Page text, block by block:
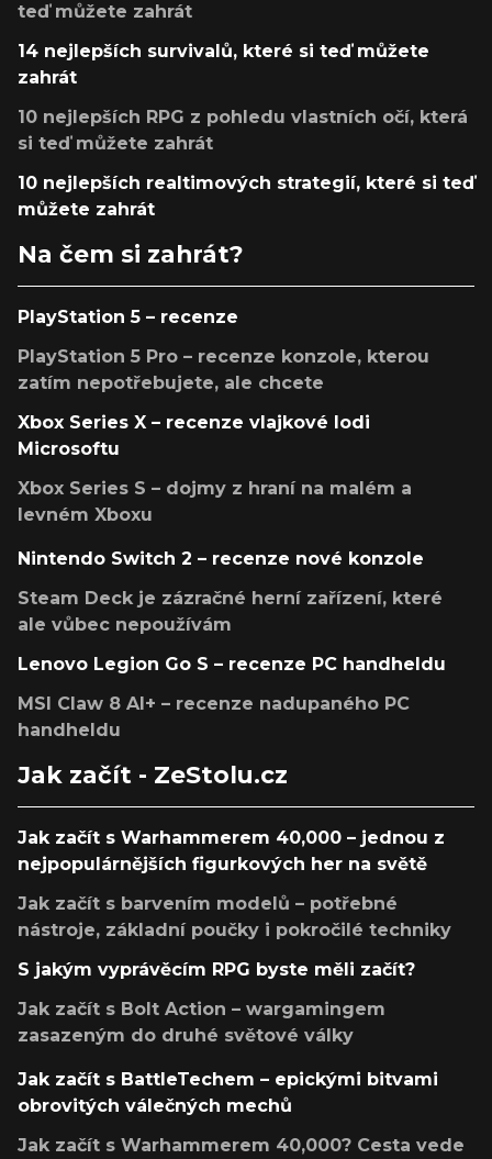
teď můžete zahrát
14 nejlepších survivalů, které si teď můžete
zahrát
10 nejlepších RPG z pohledu vlastních očí, která
si teď můžete zahrát
10 nejlepších realtimových strategií, které si teď
můžete zahrát
Na čem si zahrát?
PlayStation 5 – recenze
PlayStation 5 Pro – recenze konzole, kterou
zatím nepotřebujete, ale chcete
Xbox Series X – recenze vlajkové lodi
Microsoftu
Xbox Series S – dojmy z hraní na malém a
levném Xboxu
Nintendo Switch 2 – recenze nové konzole
Steam Deck je zázračné herní zařízení, které
ale vůbec nepoužívám
Lenovo Legion Go S – recenze PC handheldu
MSI Claw 8 AI+ – recenze nadupaného PC
handheldu
Jak začít - ZeStolu.cz
Jak začít s Warhammerem 40,000 – jednou z
nejpopulárnějších figurkových her na světě
Jak začít s barvením modelů – potřebné
nástroje, základní poučky i pokročilé techniky
S jakým vyprávěcím RPG byste měli začít?
Jak začít s Bolt Action – wargamingem
zasazeným do druhé světové války
Jak začít s BattleTechem – epickými bitvami
obrovitých válečných mechů
Jak začít s Warhammerem 40,000? Cesta vede